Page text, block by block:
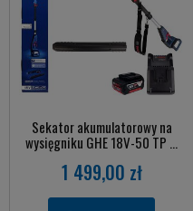
Sekator akumulatorowy na
wysięgniku GHE 18V-50 TP ...
1 499,00 zł